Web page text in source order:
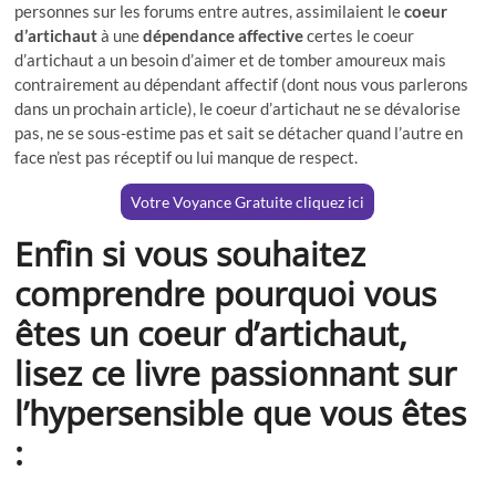
personnes sur les forums entre autres, assimilaient lecoeur
d’artichautà unedépendance affectivecertes le coeur
d’artichaut a un besoin d’aimer et de tomber amoureux mais
contrairement au dépendant affectif (dont nous vous parlerons
dans un prochain article), le coeur d’artichaut ne se dévalorise
pas, ne se sous-estime pas et sait se détacher quand l’autre en
face n’est pas réceptif ou lui manque de respect.
Votre Voyance Gratuite cliquez ici
Enfin si vous souhaitez
comprendre pourquoi vous
êtes un coeur d’artichaut,
lisez ce livre passionnant sur
l’hypersensible que vous êtes
: